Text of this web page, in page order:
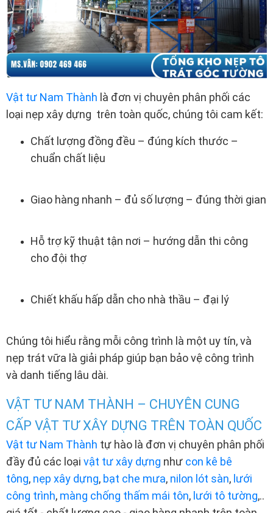
Vật tư Nam Thành là đơn vị chuyên phân phối các
loại nẹp xây dựng trên toàn quốc, chúng tôi cam kết:
Chất lượng đồng đều – đúng kích thước –
chuẩn chất liệu
Giao hàng nhanh – đủ số lượng – đúng thời gian
Hỗ trợ kỹ thuật tận nơi – hướng dẫn thi công
cho đội thợ
Chiết khấu hấp dẫn cho nhà thầu – đại lý
Chúng tôi hiểu rằng mỗi công trình là một uy tín, và
nẹp trát vữa là giải pháp giúp bạn bảo vệ công trình
và danh tiếng lâu dài.
VẬT TƯ NAM THÀNH – CHUYÊN CUNG
CẤP VẬT TƯ XÂY DỰNG TRÊN TOÀN QUỐC
Vật tư Nam Thành tự hào là đơn vị chuyên phân phối
đầy đủ các loại vật tư xây dựng như con kê bê
tông, nẹp xây dựng, bạt che mưa, nilon lót sàn, lưới
công trình, màng chống thấm mái tôn, lưới tô tường,..